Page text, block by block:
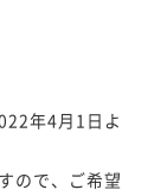
年4月1日よ
ので、ご希望